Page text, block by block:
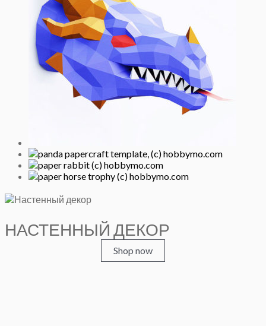
НАСТЕННЫЙ ДЕКОР
Shop now